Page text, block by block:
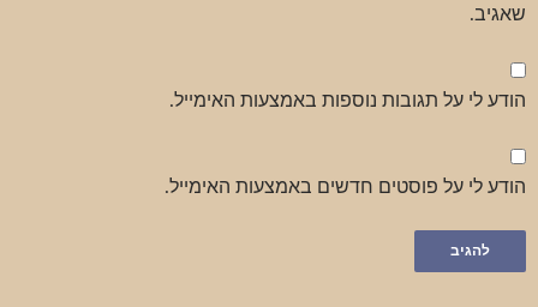
שאגיב.
הודע לי על תגובות נוספות באמצעות האימייל.
הודע לי על פוסטים חדשים באמצעות האימייל.